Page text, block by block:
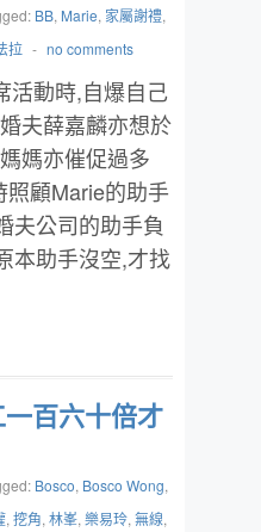
BB, Marie, 家屬謝禮,
拉 - no comments
活動時,自爆自己
夫薛嘉麟亦想於
媽亦催促過多
顧Marie的助手
夫公司的助手負
本助手沒空,才找
百六十倍才
Bosco, Bosco Wong,
, 挖角, 林峯, 樂易玲, 無線,